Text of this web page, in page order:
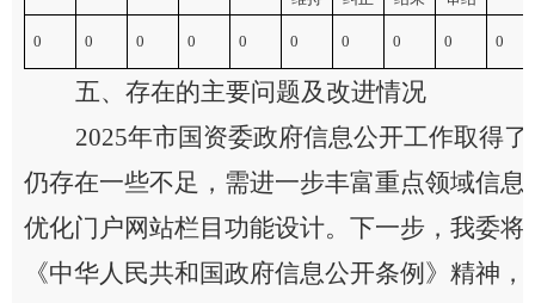
0 0 0 0 0 0 0 0 0 0
五、存在的主要问题及改进情况
2025年市国资委政府信息公开工作取得
仍存在一些不足，需进一步丰富重点领域信息
优化门户网站栏目功能设计。下一步，我委将
《中华人民共和国政府信息公开条例》精神